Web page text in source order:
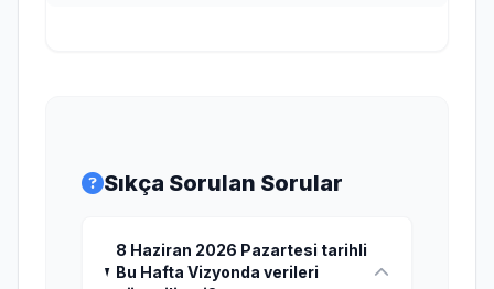
Sıkça Sorulan Sorular
8 Haziran 2026 Pazartesi tarihli
Bu Hafta Vizyonda verileri